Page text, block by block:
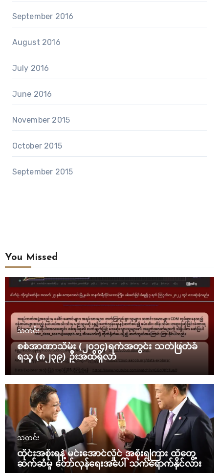
September 2016
August 2016
July 2016
June 2016
November 2015
October 2015
September 2015
You Missed
သတင်း
စစ်အာဏာသိမ်း (၂၀၁၄)ရက်အတွင်း သတ်ဖြတ်ခံ
ရသူ (၈၂၃၉) ဦးအထိရှိလာ
သတင်း
ထိုင်းအစိုးရနဲ့ မင်းအောင်လှိုင် အစိုးရကြား ထိတွေ့
ဆက်ဆံမှု တော်လှန်ရေးအပေါ် သက်ရောက်နိုင်လား